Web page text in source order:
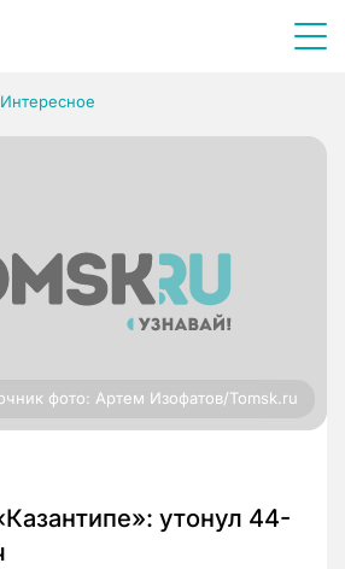
Интересное
фото: Артем Изофатов/Tomsk.ru
утонул 44-